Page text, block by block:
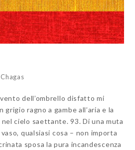
dell’ombrello disfatto mi
ragno a gambe all’aria e la
cielo saettante. 93. Di una muta
qualsiasi cosa – non importa
sposa la pura incandescenza